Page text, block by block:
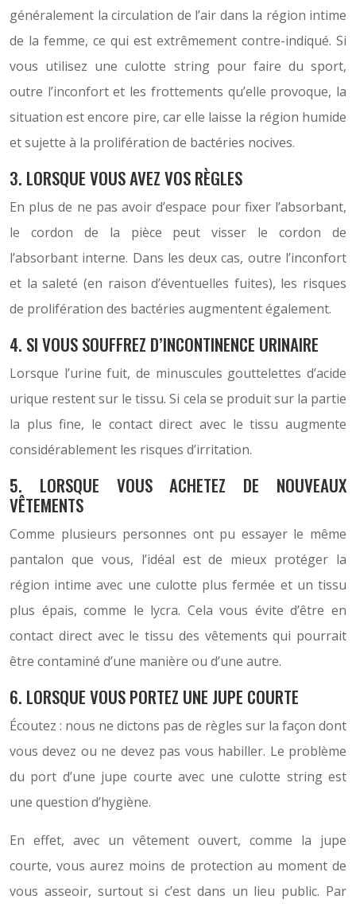
généralement la circulation de l’air dans la région intime
de la femme, ce qui est extrêmement contre-indiqué. Si
vous utilisez une culotte string pour faire du sport,
outre l’inconfort et les frottements qu’elle provoque, la
situation est encore pire, car elle laisse la région humide
et sujette à la prolifération de bactéries nocives.
3. LORSQUE VOUS AVEZ VOS RÈGLES
En plus de ne pas avoir d’espace pour fixer l’absorbant,
le cordon de la pièce peut visser le cordon de
l’absorbant interne. Dans les deux cas, outre l’inconfort
et la saleté (en raison d’éventuelles fuites), les risques
de prolifération des bactéries augmentent également.
4. SI VOUS SOUFFREZ D’INCONTINENCE URINAIRE
Lorsque l’urine fuit, de minuscules gouttelettes d’acide
urique restent sur le tissu. Si cela se produit sur la partie
la plus fine, le contact direct avec le tissu augmente
considérablement les risques d’irritation.
5. LORSQUE VOUS ACHETEZ DE NOUVEAUX
VÊTEMENTS
Comme plusieurs personnes ont pu essayer le même
pantalon que vous, l’idéal est de mieux protéger la
région intime avec une culotte plus fermée et un tissu
plus épais, comme le lycra. Cela vous évite d’être en
contact direct avec le tissu des vêtements qui pourrait
être contaminé d’une manière ou d’une autre.
6. LORSQUE VOUS PORTEZ UNE JUPE COURTE
Écoutez : nous ne dictons pas de règles sur la façon dont
vous devez ou ne devez pas vous habiller. Le problème
du port d’une jupe courte avec une culotte string est
une question d’hygiène.
En effet, avec un vêtement ouvert, comme la jupe
courte, vous aurez moins de protection au moment de
vous asseoir, surtout si c’est dans un lieu public. Par